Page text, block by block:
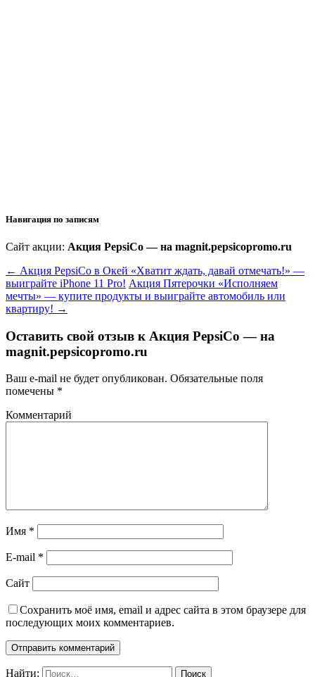
Навигация по записям
Сайт акции: Акция PepsiCo — на magnit.pepsicopromo.ru
← Акция PepsiCo в Окей «Хватит ждать, давай отмечать!» —
выиграйте iPhone 11 Pro! Акция Пятерочки «Исполняем
мечты» — купите продукты и выиграйте автомобиль или
квартиру! →
Оставить свой отзыв к Акция PepsiCo — на
magnit.pepsicopromo.ru
Ваш e-mail не будет опубликован. Обязательные поля
помечены *
Комментарий
Имя *
E-mail *
Сайт
Сохранить моё имя, email и адрес сайта в этом браузере для
последующих моих комментариев.
Найти: